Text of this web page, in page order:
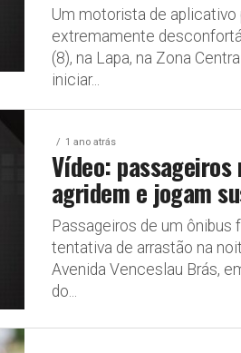
Um motorista de
extremamente
(8), na Lapa, na Zona
iniciar...
1 ano atrás
Vídeo:
agridem e jogam
Passageiros de um ônibus
tentativa de arrastão na
Avenida Venceslau Brás,
do...